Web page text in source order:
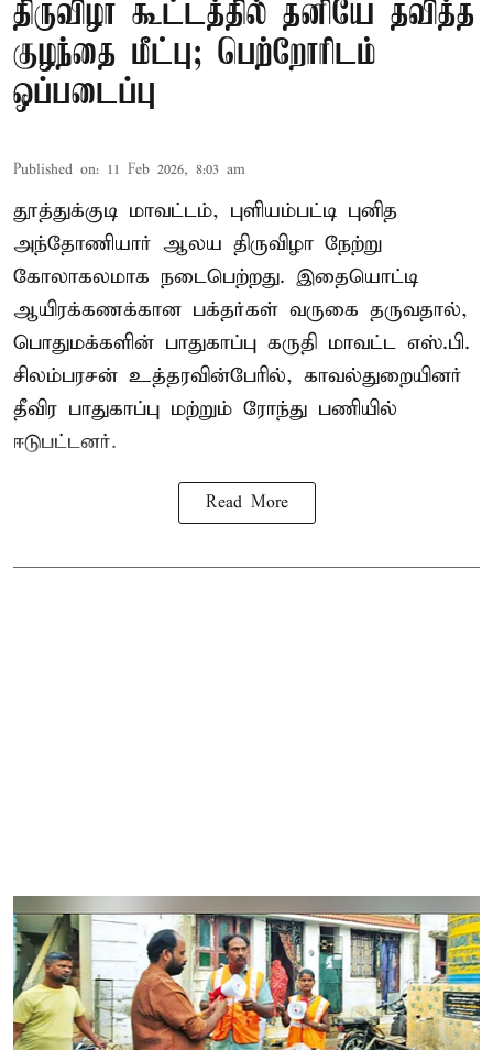
திருவிழா கூட்டத்தில் தனியே தவித்த
குழந்தை மீட்பு; பெற்றோரிடம்
ஒப்படைப்பு
Published on: 11 Feb 2026, 8:03 am
தூத்துக்குடி மாவட்டம், புளியம்பட்டி புனித
அந்தோணியார் ஆலய திருவிழா நேற்று
கோலாகலமாக நடைபெற்றது. இதையொட்டி
ஆயிரக்கணக்கான பக்தர்கள் வருகை தருவதால்,
பொதுமக்களின் பாதுகாப்பு கருதி மாவட்ட எஸ்.பி.
சிலம்பரசன் உத்தரவின்பேரில், காவல்துறையினர்
தீவிர பாதுகாப்பு மற்றும் ரோந்து பணியில்
ஈடுபட்டனர்.
Read More